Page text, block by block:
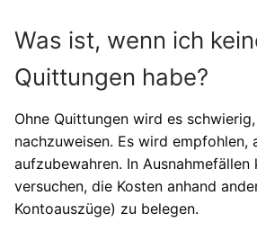
Was ist, wenn ich
Quittungen habe?
Ohne Quittungen wird es
nachzuweisen. Es wird empfohlen,
aufzubewahren. In Ausnahmefällen
versuchen, die Kosten anhand
Kontoauszüge) zu belegen.